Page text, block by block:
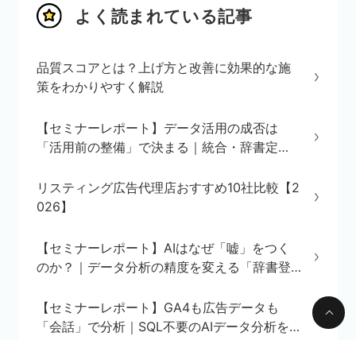
よく読まれている記事
品質スコアとは？上げ方と改善に効果的な施
策をわかりやすく解説
【セミナーレポート】データ活用の成否は
「活用前の整備」で決まる｜統合・辞書定
リスティング広告代理店おすすめ10社比較【2
026】
【セミナーレポート】AIはなぜ「嘘」をつく
のか？｜データ分析の精度を変える「辞書登
【セミナーレポート】GA4も広告データも
「会話」で分析｜SQL不要のAIデータ分析を